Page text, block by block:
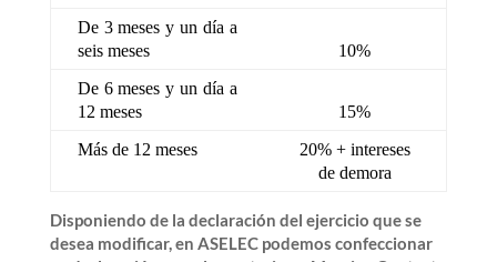
De 3 meses y un día a
seis meses
10%
De 6 meses y un día a
12 meses
15%
Más de 12 meses
20% + intereses
de demora
Disponiendo de la declaración del ejercicio que se
desea modificar, en ASELEC podemos confeccionar